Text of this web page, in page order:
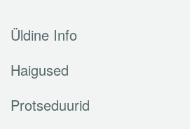
Üldine Info
Haigused
Protseduurid